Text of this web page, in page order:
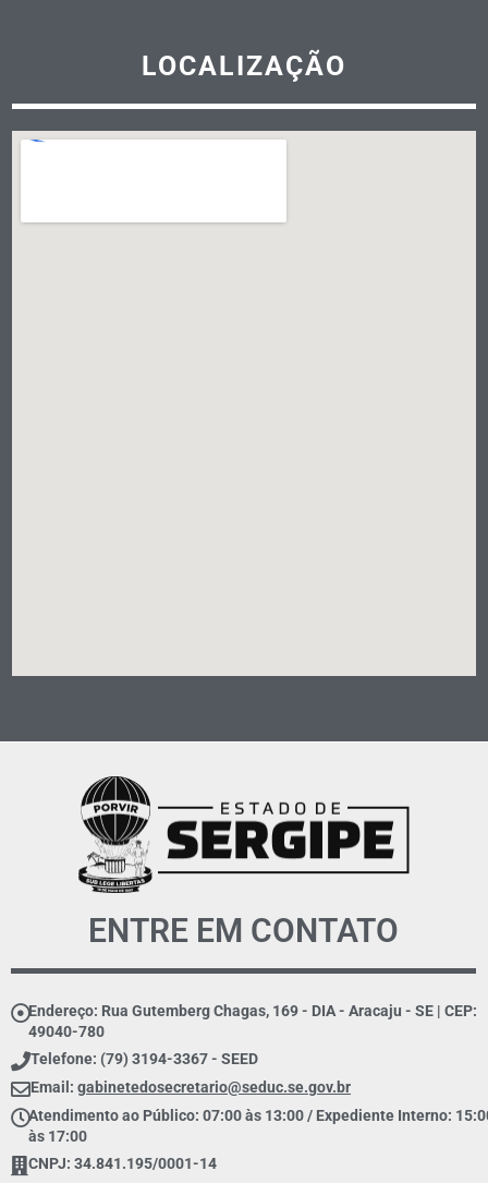
LOCALIZAÇÃO
ENTRE EM CONTATO
Endereço: Rua Gutemberg Chagas, 169 - DIA - Aracaju - SE | CEP:
49040-780
Telefone: (79) 3194-3367 - SEED
Email: gabinetedosecretario@seduc.se.gov.br
Atendimento ao Público: 07:00 às 13:00 / Expediente Interno:
às 17:00
CNPJ: 34.841.195/0001-14